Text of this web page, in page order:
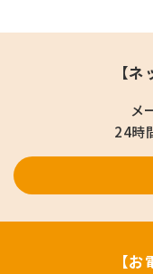
【
メ
24時
【